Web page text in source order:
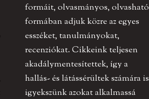
formáit, olvasmányos, olvasható
formában adjuk közre az egyes
esszéket, tanulmányokat,
recenziókat. Cikkeink teljesen
akadálymentesítettek, így a
hallás- és látássérültek számára is
igyekszünk azokat alkalmassá